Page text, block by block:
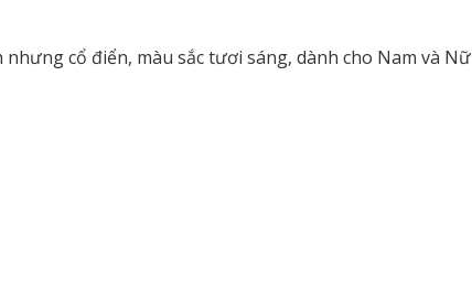
cổ điển, màu sắc tươi sáng, dành cho Nam và Nữ